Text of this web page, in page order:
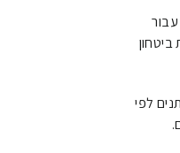
לפי